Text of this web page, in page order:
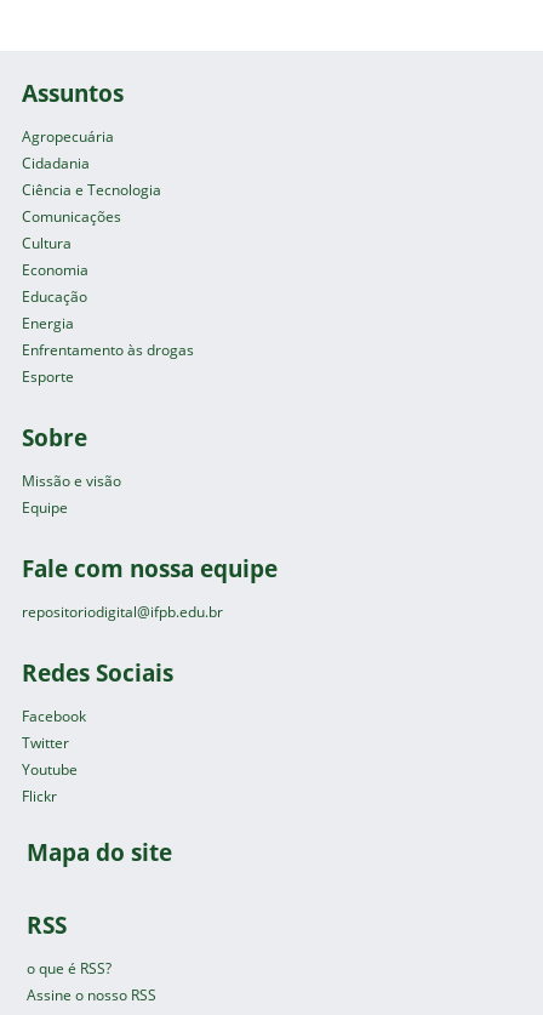
Assuntos
Agropecuária
Cidadania
Ciência e Tecnologia
Comunicações
Cultura
Economia
Educação
Energia
Enfrentamento às drogas
Esporte
Sobre
Missão e visão
Equipe
Fale com nossa equipe
repositoriodigital@ifpb.edu.br
Redes Sociais
Facebook
Twitter
Youtube
Flickr
Mapa do site
RSS
o que é RSS?
Assine o nosso RSS